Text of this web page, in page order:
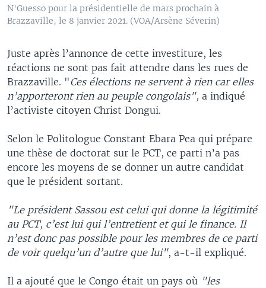
N'Guesso pour la présidentielle de mars prochain à
Brazzaville, le 8 janvier 2021. (VOA/Arsène Séverin)
Juste après l’annonce de cette investiture, les
réactions ne sont pas fait attendre dans les rues de
Brazzaville. "Ces élections ne servent à rien car elles
n’apporteront rien au peuple congolais", a indiqué
l’activiste citoyen Christ Dongui.
Selon le Politologue Constant Ebara Pea qui prépare
une thèse de doctorat sur le PCT, ce parti n’a pas
encore les moyens de se donner un autre candidat
que le président sortant.
"Le président Sassou est celui qui donne la légitimité
au PCT, c’est lui qui l’entretient et qui le finance. Il
n’est donc pas possible pour les membres de ce parti
de voir quelqu’un d’autre que lui", a-t-il expliqué.
Il a ajouté que le Congo était un pays où "les